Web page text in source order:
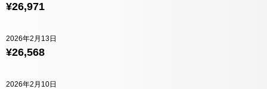
¥26,971
¥26,568
2026年2月13日
2026年2月10日